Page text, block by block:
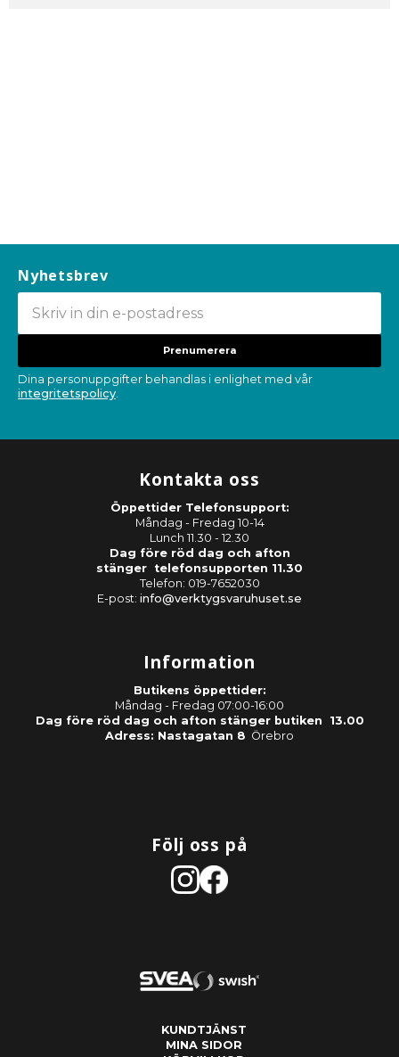
Nyhetsbrev
Prenumerera
Dina personuppgifter behandlas i enlighet med vår
integritetspolicy.
Kontakta oss
Öppettider Telefonsupport:
Måndag - Fredag 10-14
Lunch 11.30 - 12.30
Dag före röd dag och afton
stänger telefonsupporten 11.30
Telefon: 019-7652030
E-post: info@verktygsvaruhuset.se
Information
Butikens öppettider:
Måndag - Fredag 07:00-16:00
Dag före röd dag och afton stänger butiken 13.00
Adress: Nastagatan 8 Örebro
Följ oss på
KUNDTJÄNST
MINA SIDOR